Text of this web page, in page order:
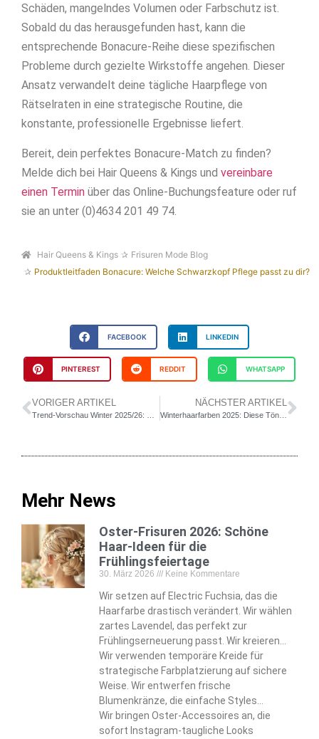
Schäden, mangelndes Volumen oder Farbschutz ist.
Sobald du das herausgefunden hast, kann die
entsprechende Bonacure-Reihe diese spezifischen
Probleme durch gezielte Wirkstoffe angehen. Dieser
Ansatz verwandelt deine tägliche Haarpflege von
Rätselraten in eine strategische Routine, die
konstante, professionelle Ergebnisse liefert.
Bereit, dein perfektes Bonacure-Match zu finden?
Melde dich bei Hair Queens & Kings und vereinbare
einen Termin über das Online-Buchungsfeature oder ruf
sie an unter (0)4634 201 49 74.
Hair Queens & Kings
Frisuren Mode Blog
Produktleitfaden Bonacure: Welche Schwarzkopf Pflege passt zu dir?
FACEBOOK LINKEDIN
PINTEREST REDDIT WHATSAPP
VORIGER ARTIKEL NÄCHSTER ARTIKEL
Winterhaarfarben 2025: Diese Töne sind angesagt
Mehr News
Oster-Frisuren 2026: Schöne
Haar-Ideen für die
Frühlingsfeiertage
30. März 2026 Keine Kommentare
Wir setzen auf Electric Fuchsia, das die
Haarfarbe drastisch verändert. Wir wählen
zartes Lavendel, das perfekt zur
Frühlingserneuerung passt. Wir kreieren
eiförmige Dutts, die handgemalte
Pastellabschnitte wunderschön zur
Geltung bringen. Wir bauen
Regenbogensträhnen ein, die mühelos
fantasievolle Akzente setzen.
Wir verwenden temporäre Kreide für
strategische Farbplatzierung auf sichere
Weise. Wir entwerfen frische
Blumenkränze, die einfache Styles
komplett verwandeln. Wir befestigen
unsichtbare Klammern, die dauerhafte
Wir bringen Oster-Accessoires an, die
sofort Instagram-taugliche Looks